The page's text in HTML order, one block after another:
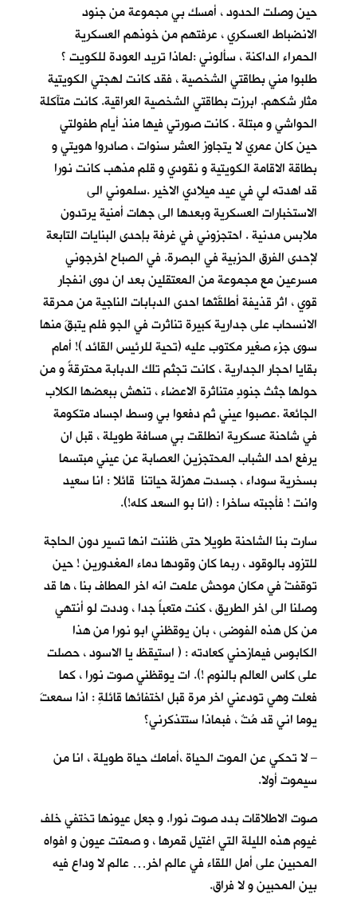
حين وصلت الحدود ، أمسك بي مجموعة من جنود
الانضباط العسكري ، عرفتهم من خوذهم العسكرية
الحمراء الداكنة ، سألوني :لماذا تريد العودة للكويت ؟
طلبوا مني بطاقتي الشخصية ، فقد كانت لهجتي الكويتية
مثار شكهم. ابرزت بطاقتي الشخصية العراقية. كانت متآكلة
الحواشي و مبتلة . كانت صورتي فيها منذ أيام طفولتي
حين كان عمري لا يتجاوز العشر سنوات ، صادروا هويتي و
بطاقة الاقامة الكويتية و نقودي و قلم مذهب كانت نورا
قد اهدته لي في عيد ميلادي الاخير .سلموني الى
الاستخبارات العسكرية وبعدها الى جهات أمنية يرتدون
ملابس مدنية . احتجزوني في غرفة بإحدى البنايات التابعة
لإحدى الفرق الحزبية في البصرة. في الصباح اخرجوني
مسرعين مع مجموعة من المعتقلين بعد ان دوى انفجار
قوي ، اثر قذيفة أطلقَتْها احدى الدبابات الناجية من محرقة
الانسحاب على جدارية كبيرة تناثرت في الجو فلم يتبقَ منها
سوى جزء صغير مكتوب عليه (تحية للرئيس القائد )! أمام
بقايا احجار الجدارية ، كانت تجثم تلك الدبابة محترقةً و من
حولها جثث جنودٍ متناثرة الاعضاء ، تنهش ببعضها الكلاب
الجائعة .عصبوا عيني ثم دفعوا بي وسط اجساد متكومة
في شاحنة عسكرية انطلقت بي مسافة طويلة ، قبل ان
يرفع احد الشباب المحتجزين العصابة عن عيني مبتسما
بسخرية سوداء ، جسدت مهزلة حياتنا قائلا : انا سعيد
وانت ! فأجبته ساخرا : (انا بو السعد كله!).
سارت بنا الشاحنة طويلا حتى ظننت انها تسير دون الحاجة
للتزود بالوقود ، ربما كان وقودها دماء المغدورين ! حين
توقفتْ في مكان موحش علمت انه اخر المطاف بنا ، ها قد
وصلنا الى اخر الطريق ، كنت متعباً جدا ، وددت لو أنتهي
من كل هذه الفوضى ، بان يوقظني ابو نورا من هذا
الكابوس فيمازحني كعادته : ( استيقظ يا الاسود ، حصلت
على كاس العالم بالنوم !). ات يوقظني صوت نورا ، كما
فعلت وهي تودعني اخر مرة قبل اختفائها قائلةِ : اذا سمعتَ
يوما اني قد مُتٌ ، فبماذا ستتذكرني؟
– لا تحكي عن الموت الحياة ،أمامك حياة طويلة ، انا من
سيموت أولا.
صوت الاطلاقات بدد صوت نورا. و جعل عيونها تختفي خلف
غيوم هذه الليلة التي اغتيل قمرها ، و صمتت عيون و افواه
المحبين على أمل اللقاء في عالم اخر… عالم لا وداع فيه
بين المحبين و لا فراق.